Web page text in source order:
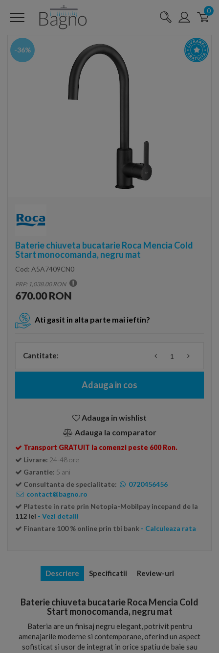
0
-36%
Baterie chiuveta bucatarie Roca Mencia Cold
Start monocomanda, negru mat
Cod: A5A7409CN0
PRP: 1,038.00 RON
670.00 RON
Ati gasit in alta parte mai ieftin?
Cantitate:
Adauga in cos
Adauga in wishlist
Adauga la comparator
Transport GRATUIT la comenzi peste 600 Ron.
Livrare: 24-48 ore
Garantie: 5 ani
Consultanta de specialitate:
0720456456
contact@bagno.ro
Plateste in rate prin Netopia-Mobilpay incepand de la
112 lei - Vezi detalii
Finantare 100 % online prin tbi bank - Calculeaza rata
Descriere Specificatii Review-uri
Baterie chiuveta bucatarie Roca Mencia Cold
Start monocomanda, negru mat
Bateria are un finisaj negru elegant, potrivit pentru
amenajarile moderne si contemporane, oferind un aspect
sofisticat si usor de integrat in orice spatiu de baie sau